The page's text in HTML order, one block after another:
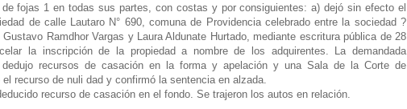
de fojas 1 en todas sus partes, con costas y por consiguientes: a) dejó sin efecto el
de calle Lautaro N° 690, comuna de Providencia celebrado entre la sociedad ?
Ramdhor Vargas y Laura Aldunate Hurtado, mediante escritura pública de 28
la inscripción de la propiedad a nombre de los adquirentes.
La demandada
recursos de casación en la forma y apelación y una Sala de la Corte de
recurso de nuli dad y confirmó la sentencia en alzada.
recurso de casación en el fondo. Se trajeron los autos en relación.